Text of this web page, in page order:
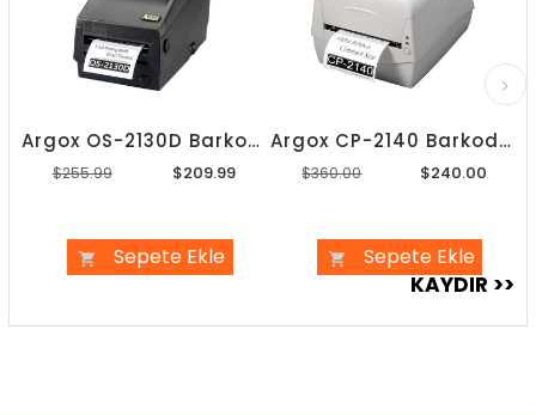
Argox OS-2130D Barkod Yazıcı
$209.99
$255.99
Sepete Ekle
Argox CP-2140 Barkod Yazıcı
$240.00
$360.00
Sepete Ekle